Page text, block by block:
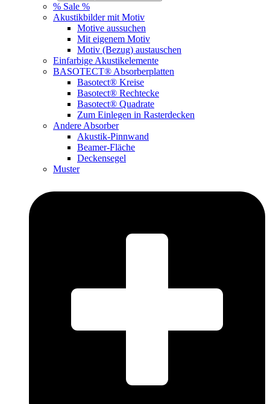
% Sale %
Akustikbilder mit Motiv
Motive aussuchen
Mit eigenem Motiv
Motiv (Bezug) austauschen
Einfarbige Akustikelemente
BASOTECT® Absorberplatten
Basotect® Kreise
Basotect® Rechtecke
Basotect® Quadrate
Zum Einlegen in Rasterdecken
Andere Absorber
Akustik-Pinnwand
Beamer-Fläche
Deckensegel
Muster